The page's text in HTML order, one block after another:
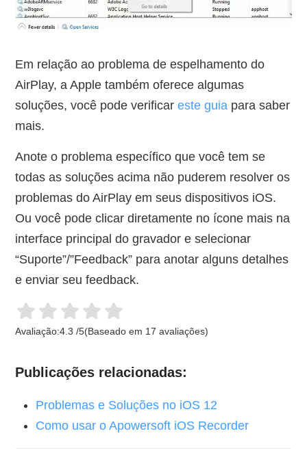
Em relação ao problema de espelhamento do
AirPlay, a Apple também oferece algumas
soluções, você pode verificareste guia para saber
mais.
Anote o problema específico que você tem se
todas as soluções acima não puderem resolver os
problemas do AirPlay em seus dispositivos iOS.
Ou você pode clicar diretamente no ícone mais na
interface principal do gravador e selecionar
“Suporte”/”Feedback” para anotar alguns detalhes
e enviar seu feedback.
Avaliação:4.3 /5(Baseado em 17 avaliações)
Publicações relacionadas:
Problemas e Soluções no iOS 12
Como usar o Apowersoft iOS Recorder